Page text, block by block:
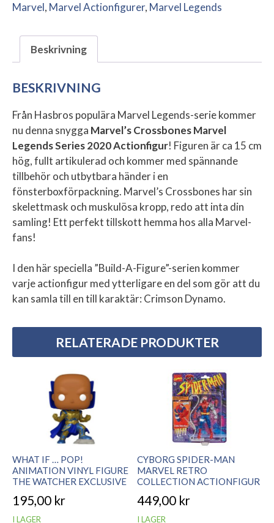
Marvel, Marvel Actionfigurer, Marvel Legends
Beskrivning
BESKRIVNING
Från Hasbros populära Marvel Legends-serie kommer
nu denna snygga Marvel’s CrossbonesMarvel
Legends Series 2020 Actionfigur! Figuren är ca 15 cm
hög, fullt artikulerad och kommer med spännande
tillbehör och utbytbara händer i en
fönsterboxförpackning. Marvel’s Crossbones har sin
skelettmask och muskulösa kropp, redo att inta din
samling! Ett perfekt tillskott hemma hos alla Marvel-
fans!
I den här speciella ”Build-A-Figure”-serien kommer
varje actionfigur med ytterligare en del som gör att du
kan samla till en till karaktär: Crimson Dynamo.
RELATERADE PRODUKTER
WHAT IF … POP!
ANIMATION VINYL FIGURE
THE WATCHER EXCLUSIVE
195,00 kr
I LAGER
CYBORG SPIDER-MAN
MARVEL RETRO
COLLECTION ACTIONFIGUR
449,00 kr
I LAGER